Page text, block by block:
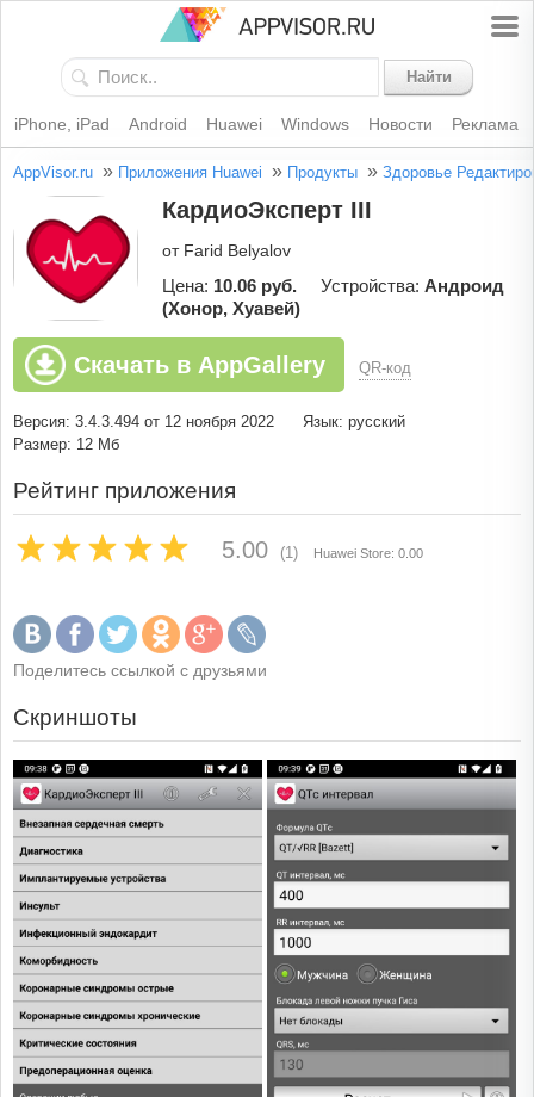
Найти
iPhone, iPad Android Huawei Windows Новости Реклама
AppVisor.ru » Приложения Huawei » Продукты » Здоровье
КардиоЭксперт III
от Farid Belyalov
Цена: 10.06 руб. Устройства: Андроид
(Хонор, Хуавей)
Скачать в AppGallery QR-код
Версия: 3.4.3.494 от 12 ноября 2022
Язык: русский
Размер: 12 Мб
Рейтинг приложения
5.00 (1) Huawei Store: 0.00
Поделитесь ссылкой с друзьями
Скриншоты